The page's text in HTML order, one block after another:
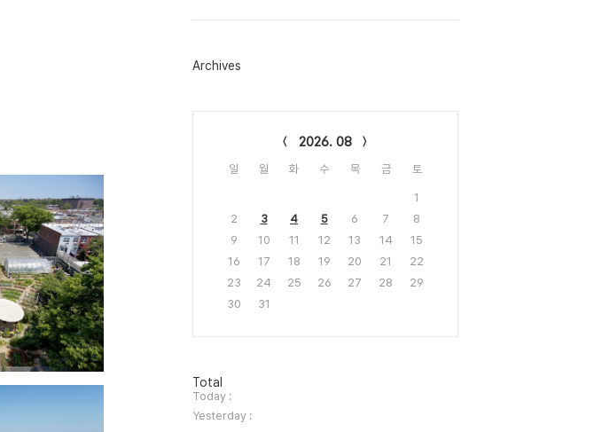
그
Archives
2026. 08
일 월 화 수 목 금 토
1
2
3 4 5 6 7
8
9
10 11 12 13 14
15
16
17 18 19 20 21
22
23
24 25 26 27 28
29
30
31
방
문
자
수
Total
Today :
Yesterday :